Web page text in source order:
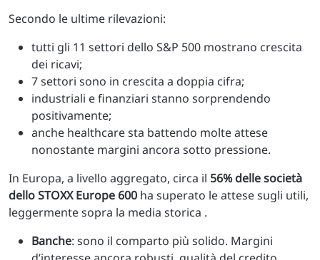
Secondo le ultime rilevazioni:
tutti gli 11 settori dello S&P 500 mostrano crescita
dei ricavi;
7 settori sono in crescita a doppia cifra;
industriali e finanziari stanno sorprendendo
positivamente;
anche healthcare sta battendo molte attese
nonostante margini ancora sotto pressione.
In Europa, a livello aggregato, circa il 56% delle società
dello STOXX Europe 600 ha superato le attese sugli utili,
leggermente sopra la media storica .
Banche: sono il comparto più solido. Margini